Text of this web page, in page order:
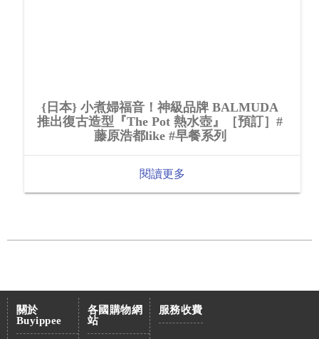
{日本} 小煮婦福音！神級品牌 BALMUDA
推出復古造型『The Pot 熱水壺』［預訂］#
藤原浩都like #早餐系列
閱讀更多
關於
Buyippee
各國購物網
站
服務收費